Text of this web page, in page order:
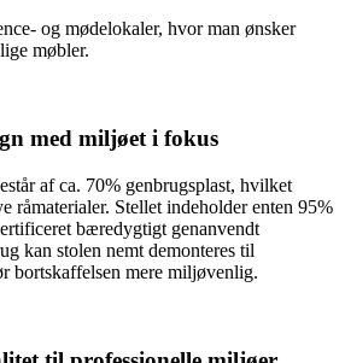
og mødelokaler, hvor man ønsker
møbler.
med miljøet i fokus
af ca. 70% genbrugsplast, hvilket
råmaterialer. Stellet indeholder enten 95%
bæredygtigt genanvendt
kan stolen nemt demonteres til
bortskaffelsen mere miljøvenlig.